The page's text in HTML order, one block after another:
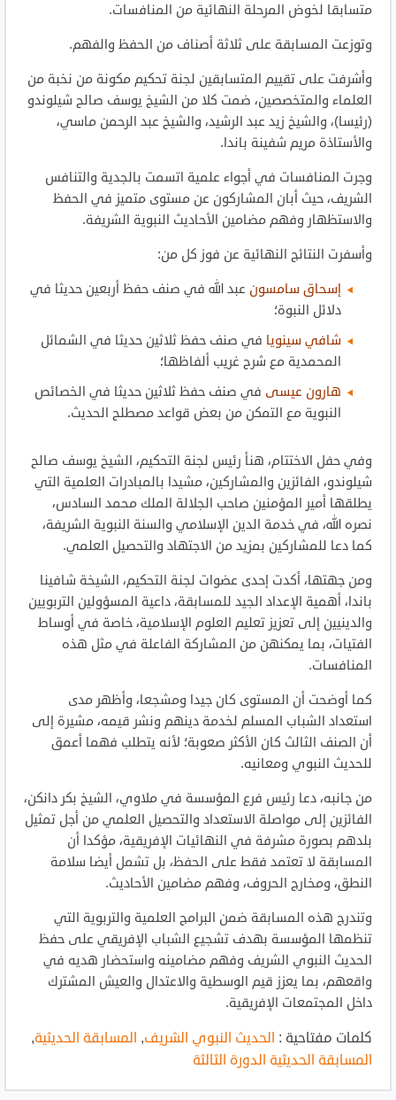
متسابقا لخوض المرحلة النهائية من المنافسات.
وتوزعت المسابقة على ثلاثة أصناف من الحفظ والفهم.
وأشرفت على تقييم المتسابقين لجنة تحكيم مكونة من نخبة من
العلماء والمتخصصين، ضمت كلا من الشيخ يوسف صالح شيلوندو
(رئيسا)، والشيخ زيد عبد الرشيد، والشيخ عبد الرحمن ماسي،
والأستاذة مريم شفينة باندا.
وجرت المنافسات في أجواء علمية اتسمت بالجدية والتنافس
الشريف، حيث أبان المشاركون عن مستوى متميز في الحفظ
والاستظهار وفهم مضامين الأحاديث النبوية الشريفة.
وأسفرت النتائج النهائية عن فوز كل من:
إسحاق سامسون عبد الله في صنف حفظ أربعين حديثا في
دلائل النبوة؛
شافي سينويا في صنف حفظ ثلاثين حديثا في الشمائل
المحمدية مع شرح غريب ألفاظها؛
هارون عيسى في صنف حفظ ثلاثين حديثا في الخصائص
النبوية مع التمكن من بعض قواعد مصطلح الحديث.
وفي حفل الاختتام، هنأ رئيس لجنة التحكيم، الشيخ يوسف صالح
شيلوندو، الفائزين والمشاركين، مشيدا بالمبادرات العلمية التي
يطلقها أمير المؤمنين صاحب الجلالة الملك محمد السادس،
نصره الله، في خدمة الدين الإسلامي والسنة النبوية الشريفة،
كما دعا للمشاركين بمزيد من الاجتهاد والتحصيل العلمي.
ومن جهتها، أكدت إحدى عضوات لجنة التحكيم، الشيخة شافينا
باندا، أهمية الإعداد الجيد للمسابقة، داعية المسؤولين التربويين
والدينيين إلى تعزيز تعليم العلوم الإسلامية، خاصة في أوساط
الفتيات، بما يمكنهن من المشاركة الفاعلة في مثل هذه
المنافسات.
كما أوضحت أن المستوى كان جيدا ومشجعا، وأظهر مدى
استعداد الشباب المسلم لخدمة دينهم ونشر قيمه، مشيرة إلى
أن الصنف الثالث كان الأكثر صعوبة؛ لأنه يتطلب فهما أعمق
للحديث النبوي ومعانيه.
من جانبه، دعا رئيس فرع المؤسسة في ملاوي، الشيخ بكر دانكن،
الفائزين إلى مواصلة الاستعداد والتحصيل العلمي من أجل تمثيل
بلدهم بصورة مشرفة في النهائيات الإفريقية، مؤكدا أن
المسابقة لا تعتمد فقط على الحفظ، بل تشمل أيضا سلامة
النطق، ومخارج الحروف، وفهم مضامين الأحاديث.
وتندرج هذه المسابقة ضمن البرامج العلمية والتربوية التي
تنظمها المؤسسة بهدف تشجيع الشباب الإفريقي على حفظ
الحديث النبوي الشريف وفهم مضامينه واستحضار هديه في
واقعهم، بما يعزز قيم الوسطية والاعتدال والعيش المشترك
داخل المجتمعات الإفريقية.
كلمات مفتاحية : الحديث النبوي الشريف, المسابقة الحديثية,
المسابقة الحديثية الدورة الثالثة